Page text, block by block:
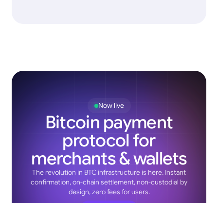
Now live
Bitcoin payment
protocol for
merchants & wallets
The revolution in BTC infrastructure is here. Instant
confirmation, on-chain settlement, non-custodial by
design, zero fees for users.